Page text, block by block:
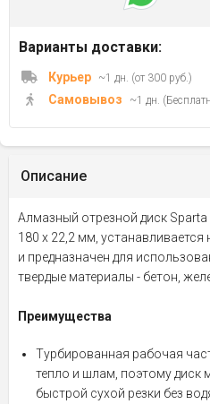
Варианты доставки:
Курьер ~1 дн. (от 300 руб.)
Самовывоз ~1 дн.
Описание
Алмазный отрезной диск Sparta
180 х 22,2 мм,
и предназначен для
твердые материалы - бетон,
Преимущества
Турбированная рабочая
тепло и шлам, поэтому диск
быстрой сухой резки без